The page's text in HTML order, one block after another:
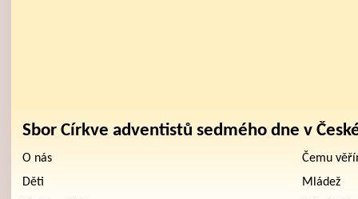
Sbor Církve adventistů sedmého dne v
O nás
Čemu
Děti
Mládež